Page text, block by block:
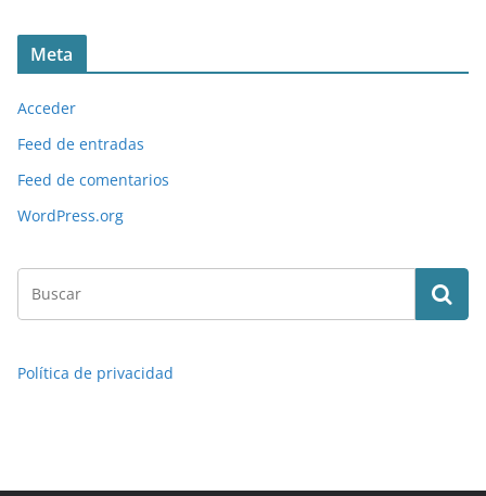
Meta
Acceder
Feed de entradas
Feed de comentarios
WordPress.org
Política de privacidad